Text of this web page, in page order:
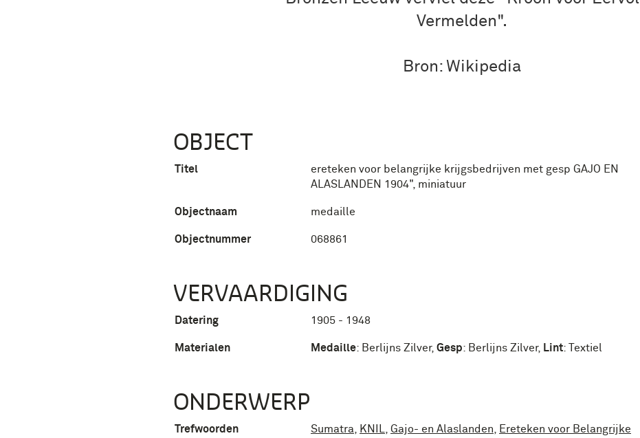
Vermelden".
Bron: Wikipedia
OBJECT
Titel
ereteken voor belangrijke krijgsbedrijven met gesp GAJO EN
ALASLANDEN 1904", miniatuur
Objectnaam medaille
Objectnummer 068861
VERVAARDIGING
Datering 1905 - 1948
Materialen Medaille: Berlijns Zilver, Gesp: Berlijns Zilver, Lint: Textiel
ONDERWERP
Trefwoorden Sumatra KNIL Gajo- en Alaslanden
Ereteken voor Belangrijke